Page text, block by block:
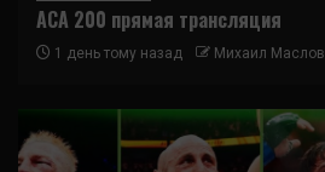
ACA 200 прямая трансляция
1 день тому назад Михаил Маслов